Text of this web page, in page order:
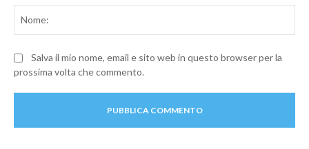
Salva il mio nome, email e sito web in questo browser per la
prossima volta che commento.